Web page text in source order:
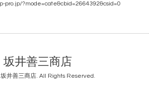
pro.jp/?mode=cate&cbid=2664392&csid=0
坂井善三商店
坂井善三商店. All Rights Reserved.